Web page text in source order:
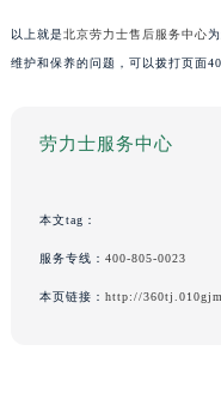
以上就是北京劳力士售后服务中心
维护和保养的问题，可以拨打页面
劳力士服务中心
本文tag：
服务专线： 400-805-0023
本页链接： http://